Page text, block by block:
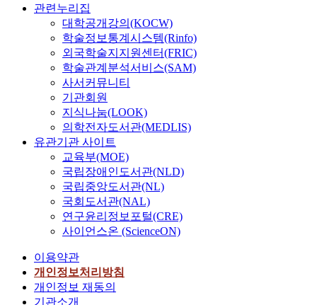
관련누리집
대학공개강의(KOCW)
학술정보통계시스템(Rinfo)
외국학술지지원센터(FRIC)
학술관계분석서비스(SAM)
사서커뮤니티
기관회원
지식나눔(LOOK)
의학전자도서관(MEDLIS)
유관기관 사이트
교육부(MOE)
국립장애인도서관(NLD)
국립중앙도서관(NL)
국회도서관(NAL)
연구윤리정보포털(CRE)
사이언스온 (ScienceON)
이용약관
개인정보처리방침
개인정보 재동의
기관소개